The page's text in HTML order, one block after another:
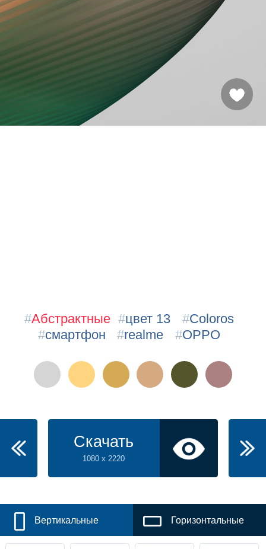
#Абстрактные #цвет 13 #Coloros
#смартфон #realme #OPPO
Скачать
1080 x 2220
Вертикальные Горизонтальные